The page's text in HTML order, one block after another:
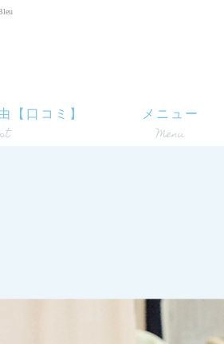
【口コミ】 メニュー